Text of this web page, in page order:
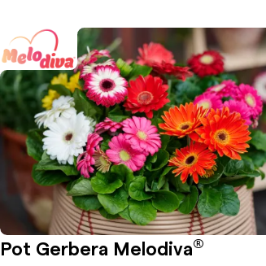
Pot Gerbera Melodiva®